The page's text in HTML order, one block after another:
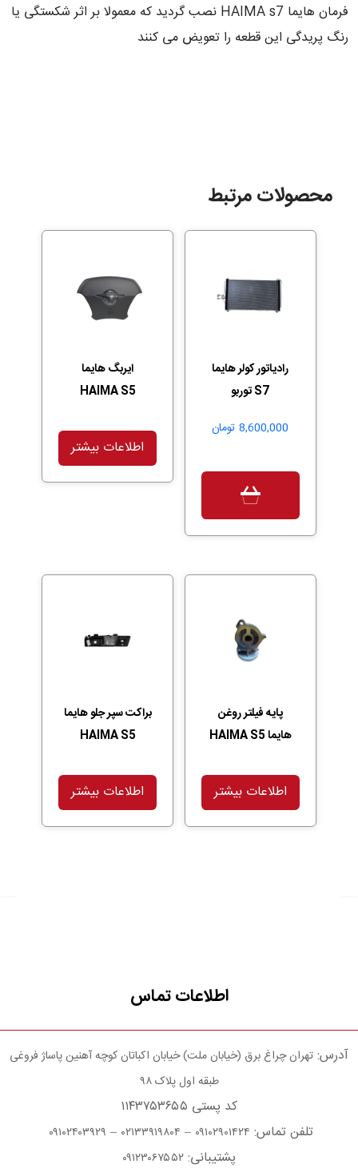
فرمان هایما HAIMA s7 نصب گردید که معمولا بر اثر شکستگی یا
رنگ پریدگی این قطعه را تعویض می کنند
محصولات مرتبط
رادیاتور کولر هایما
S7 توربو
8,600,000 تومان
ایربگ هایما
HAIMA S5
اطلاعات بیشتر
پایه فیلتر روغن
هایما HAIMA S5
اطلاعات بیشتر
براکت سپر جلو هایما
HAIMA S5
اطلاعات بیشتر
اطلاعات تماس
آدرس: تهران چراغ برق (خیابان ملت) خیابان اکباتان کوچه آهنین پاساژ فروغی
طبقه اول پلاک ۹۸
کد پستی ۱۱۴۳۷۵۳۶۵۵
تلفن تماس: ۰۹۱۰۲۹۰۱۴۲۴ – ۰۲۱۳۳۹۱۹۸۰۴ – ۰۹۱۰۲۴۰۳۹۲۹
پشتیبانی: ۰۹۱۲۳۰۶۷۵۵۲